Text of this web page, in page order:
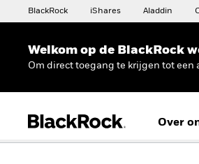
BlackRock iShares Aladdin
Welkom op de BlackRock
Om direct toegang te krijgen tot een
Over